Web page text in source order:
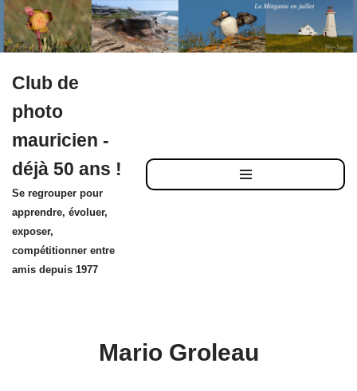
au
contenu
Club de
photo
mauricien -
déjà 50 ans !
Se regrouper pour
apprendre, évoluer,
exposer,
compétitionner entre
amis depuis 1977
Mario Groleau